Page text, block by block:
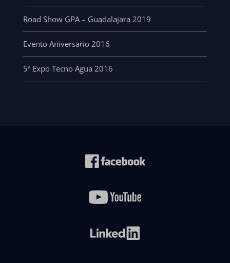
Road Show GPA – Guadalajara 2019
Evento Aniversario 2016
5ª Expo Tecno Agua 2016